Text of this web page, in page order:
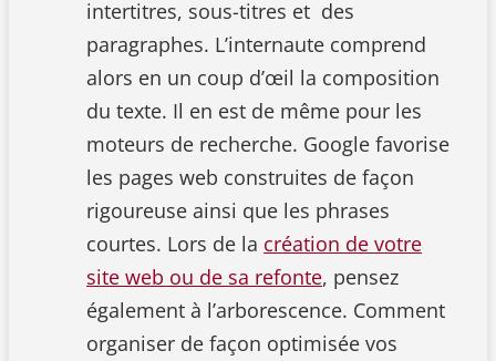
intertitres, sous-titres et des
paragraphes. L’internaute comprend
alors en un coup d’œil la composition
du texte. Il en est de même pour les
moteurs de recherche. Google favorise
les pages web construites de façon
rigoureuse ainsi que les phrases
courtes. Lors de la création de votre
site web ou de sa refonte, pensez
également à l’arborescence. Comment
organiser de façon optimisée vos